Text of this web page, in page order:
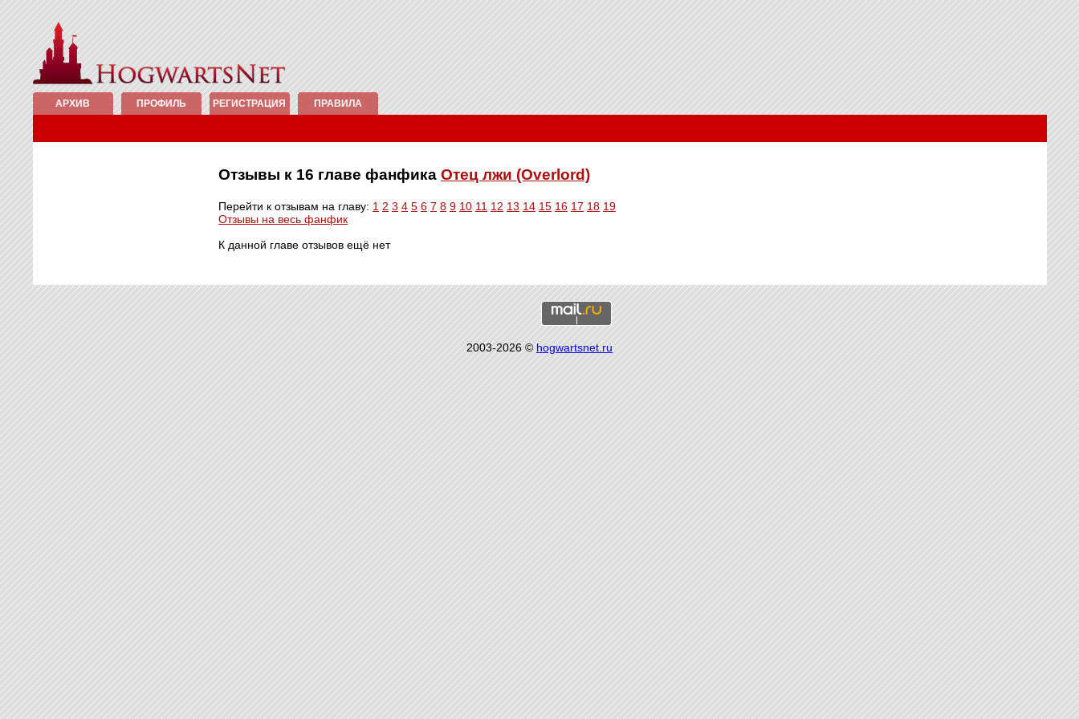
АРХИВ ПРОФИЛЬ РЕГИСТРАЦИЯ ПРАВИЛА
Отзывы к 16 главе фанфика Отец лжи (Overlord)
Перейти к отзывам на главу: 1 2 3 4 5 6 7 8 9 10 11 12 13 14 15 16 17 18 19
Отзывы на весь фанфик
К данной главе отзывов ещё нет
2003-2026 ©hogwartsnet.ru